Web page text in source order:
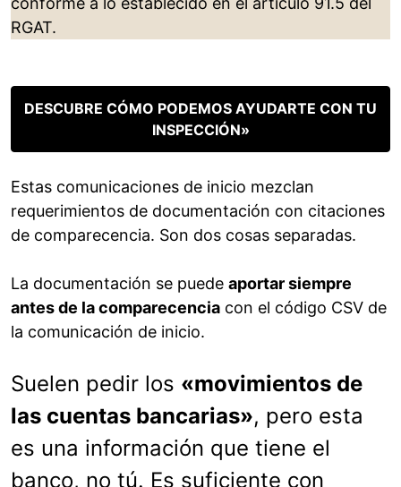
RGAT.
DESCUBRE CÓMO PODEMOS AYUDARTE CON TU
INSPECCIÓN»
Estas comunicaciones de inicio mezclan
requerimientos de documentación con citaciones
de comparecencia. Son dos cosas separadas.
La documentación se puede aportar siempre
antes de la comparecencia con el código CSV de
la comunicación de inicio.
Suelen pedir los «movimientos de
las cuentas bancarias», pero esta
es una información que tiene el
banco, no tú. Es suficiente con